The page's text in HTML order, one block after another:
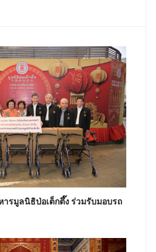
รมูลนิธิป่อเต็กตึ๊ง ร่วมรับมอบรถ